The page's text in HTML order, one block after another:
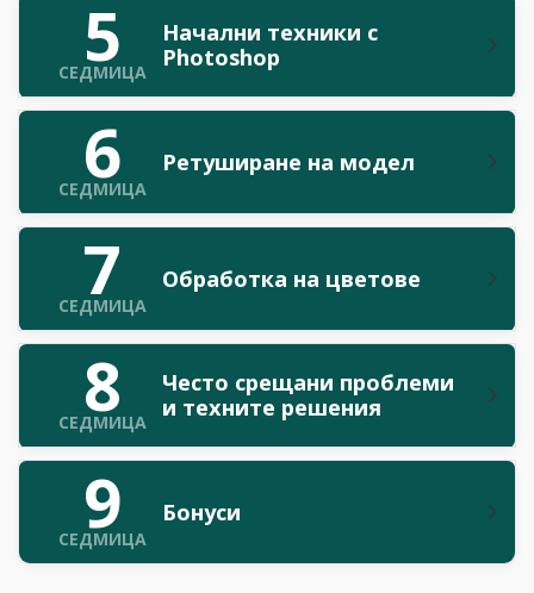
5
СЕДМИЦА
Начални техники с
Photoshop
6
СЕДМИЦА
Ретуширане на модел
7
СЕДМИЦА
Обработка на цветове
8
СЕДМИЦА
Често срещани проблеми
и техните решения
9
СЕДМИЦА
Бонуси